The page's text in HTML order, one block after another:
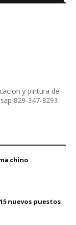
y pintura de
829-347-8293
chino
nuevos puestos